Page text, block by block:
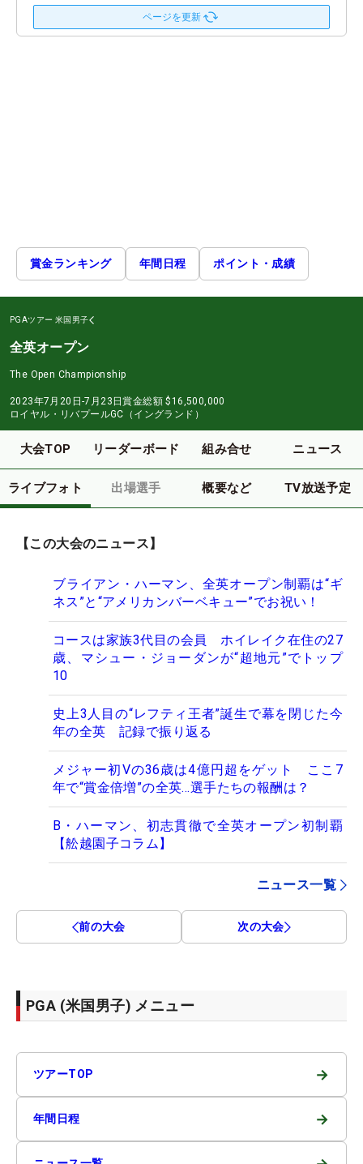
ページを更新
賞金ランキング 年間日程 ポイント・成績
PGAツアー 米国男子
全英オープン
The Open Championship
2023年7月20日-7月23日賞金総額 $16,500,000
ロイヤル・リバプールGC（イングランド）
大会TOP リーダーボード 組み合せ ニュース
ライブフォト 出場選手 概要など TV放送予定
【この大会のニュース】
ブライアン・ハーマン、全英オープン制覇は“ギ
ネス”と“アメリカンバーベキュー”でお祝い！
コースは家族3代目の会員 ホイレイク在住の27
歳、マシュー・ジョーダンが“超地元”でトップ
10
史上3人目の“レフティ王者”誕生で幕を閉じた今
年の全英 記録で振り返る
メジャー初Vの36歳は4億円超をゲット ここ7
年で“賞金倍増”の全英…選手たちの報酬は？
B・ハーマン、初志貫徹で全英オープン初制覇
【舩越園子コラム】
ニュース一覧
前の大会 次の大会
PGA (米国男子) メニュー
ツアーTOP →
年間日程 →